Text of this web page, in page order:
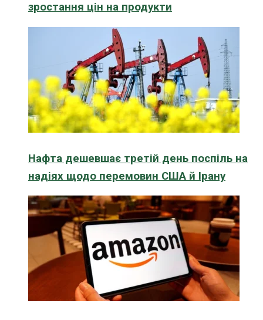
зростання цін на продукти
Нафта дешевшає третій день поспіль на
надіях щодо перемовин США й Ірану